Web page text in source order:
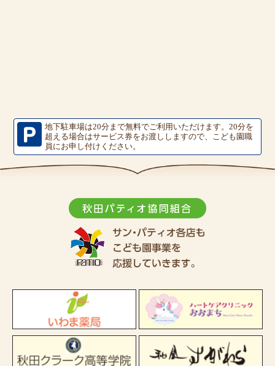
地下駐車場は20分まで無料でご利用いただけます。20分を
超える場合はサービス券をお渡ししますので、こども園職
員にお申し付けください。